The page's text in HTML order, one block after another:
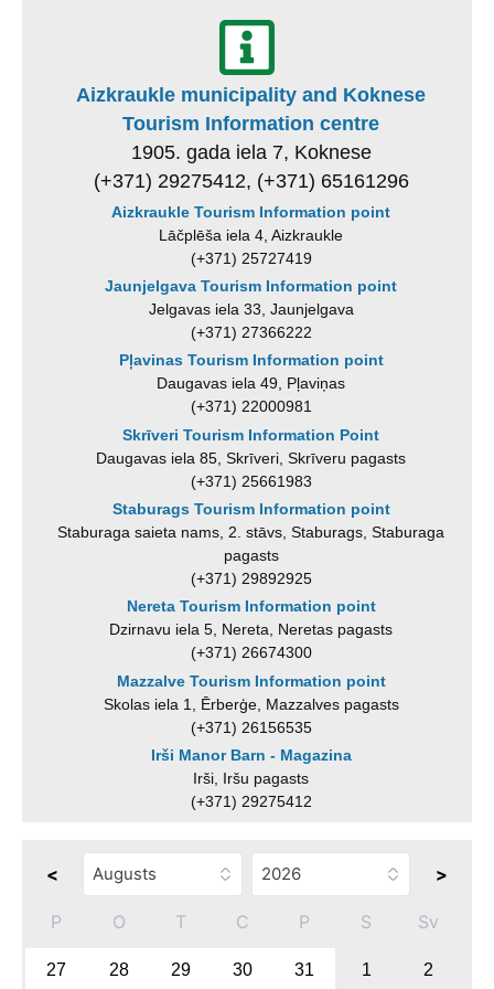
Aizkraukle municipality and Koknese
Tourism Information centre
1905. gada iela 7, Koknese
(+371) 29275412, (+371) 65161296
Aizkraukle Tourism Information point
Lāčplēša iela 4, Aizkraukle
(+371) 25727419
Jaunjelgava Tourism Information point
Jelgavas iela 33, Jaunjelgava
(+371) 27366222
Pļavinas Tourism Information point
Daugavas iela 49, Pļaviņas
(+371) 22000981
Skrīveri Tourism Information Point
Daugavas iela 85, Skrīveri, Skrīveru pagasts
(+371) 25661983
Staburags Tourism Information point
Staburaga saieta nams, 2. stāvs, Staburags, Staburaga
pagasts
(+371) 29892925
Nereta Tourism Information point
Dzirnavu iela 5, Nereta, Neretas pagasts
(+371) 26674300
Mazzalve Tourism Information point
Skolas iela 1, Ērberģe, Mazzalves pagasts
(+371) 26156535
Irši Manor Barn - Magazina
Irši, Iršu pagasts
(+371) 29275412
< >
P O T C P S Sv
27 28 29 30 31 1 2